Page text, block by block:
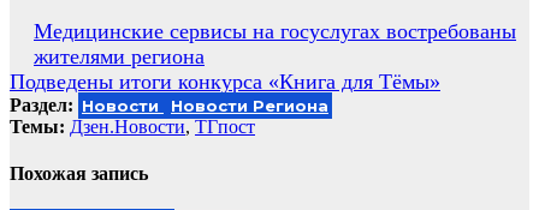
Навигация
по
записям
Медицинские сервисы на госуслугах востребованы
жителями региона
Подведены итоги конкурса «Книга для Тёмы»
Раздел: Новости Новости Региона
Темы: Дзен.Новости, ТГпост
Похожая запись